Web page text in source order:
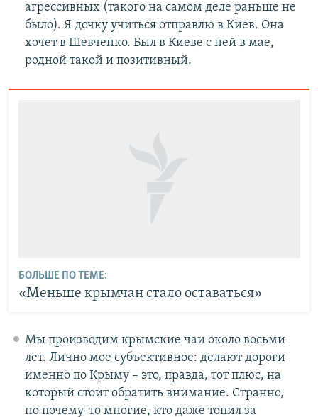
агрессивных (такого на самом деле раньше не
было). Я дочку учиться отправлю в Киев. Она
хочет в Шевченко. Был в Киеве с ней в мае,
родной такой и позитивный.
БОЛЬШЕ ПО ТЕМЕ:
«Меньше крымчан стало оставаться»
Мы производим крымские чаи около восьми
лет. Лично мое субъективное: делают дороги
именно по Крыму – это, правда, тот плюс, на
который стоит обратить внимание. Странно,
но почему-то многие, кто даже топил за